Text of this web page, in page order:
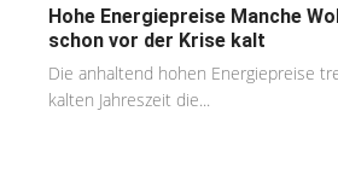
Hohe Energiepreise Manche
schon vor der Krise kalt
Die anhaltend hohen Energiepreise
kalten Jahreszeit die...